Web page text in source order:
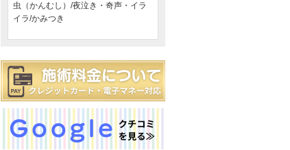
虫（かんむし）/夜泣き・奇声・イラ
イラ/かみつき